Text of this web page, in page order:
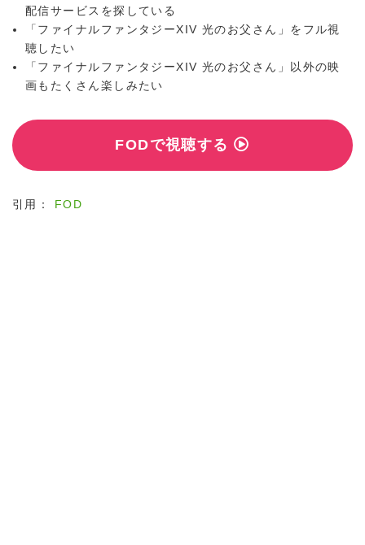
配信サービスを探している
「ファイナルファンタジーXIV 光のお父さん」をフル視
聴したい
「ファイナルファンタジーXIV 光のお父さん」以外の映
画もたくさん楽しみたい
FODで視聴する
引用： FOD